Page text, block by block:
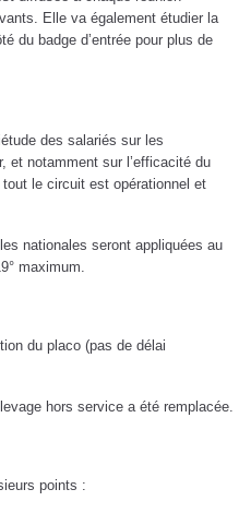
Elle va également étudier la
du badge d’entrée pour plus de
des salariés sur les
et notamment sur l’efficacité du
le circuit est opérationnel et
nationales seront appliquées au
maximum.
du placo (pas de délai
hors service a été remplacée.
points :